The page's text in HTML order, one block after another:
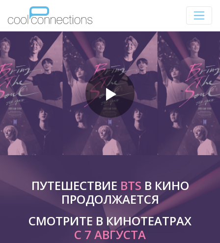
ПУТЕШЕСТВИЕ BTS В КИНО
ПРОДОЛЖАЕТСЯ
СМОТРИТЕ В КИНОТЕАТРАХ
С 7 АВГУСТА